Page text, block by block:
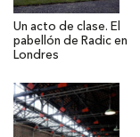
Un acto de clase. El
pabellón de Radic en
Londres